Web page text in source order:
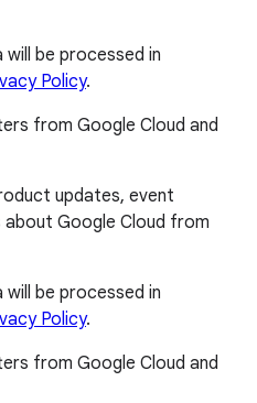
be processed in
Policy.
from Google Cloud and
updates, event
Google Cloud from
be processed in
Policy.
from Google Cloud and